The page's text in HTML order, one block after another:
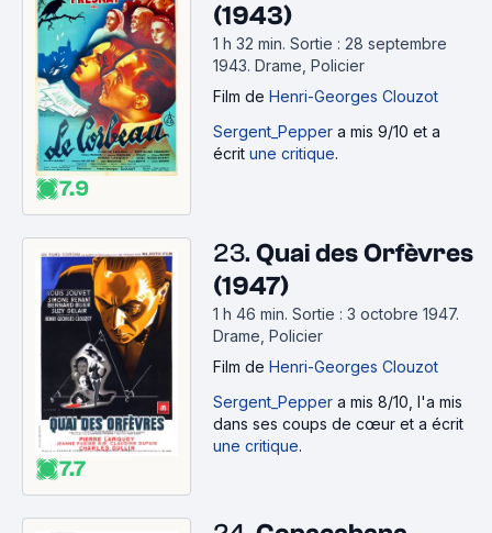
7.9
(1943)
1 h 32 min. Sortie : 28 septembre
1943. Drame, Policier
Film de Henri-Georges Clouzot
Sergent_Pepper a mis 9/10 et a
écrit une critique.
7.7
23. Quai des Orfèvres
(1947)
1 h 46 min. Sortie : 3 octobre 1947.
Drame, Policier
Film de Henri-Georges Clouzot
Sergent_Pepper a mis 8/10, l'a mis
dans ses coups de cœur et a écrit
une critique.